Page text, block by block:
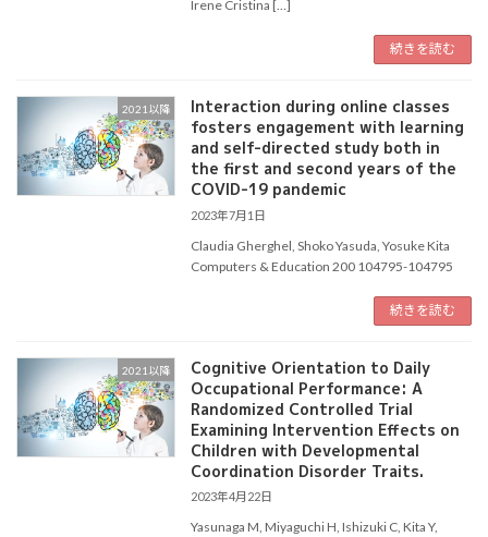
Irene Cristina […]
続きを読む
2021以降
Interaction during online classes
fosters engagement with learning
and self-directed study both in
the first and second years of the
COVID-19 pandemic
2023年7月1日
Claudia Gherghel, Shoko Yasuda, Yosuke Kita
Computers & Education 200 104795-104795
続きを読む
2021以降
Cognitive Orientation to Daily
Occupational Performance: A
Randomized Controlled Trial
Examining Intervention Effects on
Children with Developmental
Coordination Disorder Traits.
2023年4月22日
Yasunaga M, Miyaguchi H, Ishizuki C, Kita Y,